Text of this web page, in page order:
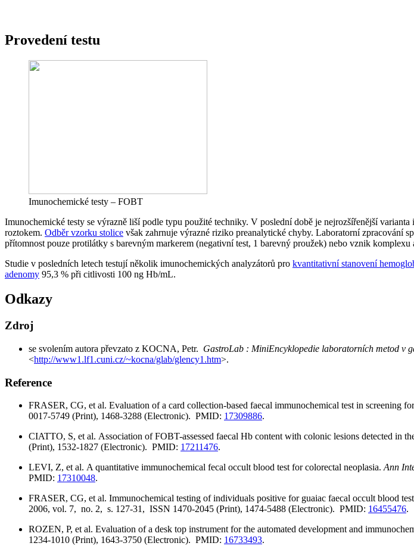
Provedení testu
Imunochemické testy – FOBT
Imunochemické testy se výrazně liší podle typu použité techniky. V poslední době je nejrozšířenější
roztokem. Odběr vzorku stolice však zahrnuje výrazné riziko preanalytické chyby. Laboratorní zpracování
přítomnost pouze protilátky s barevným markerem (negativní test, 1 barevný proužek) nebo vznik
Studie v posledních letech testují několik imunochemických analyzátorů pro kvantitativní stanovení
adenomy 95,3 % při citlivosti 100 ng Hb/mL.
Odkazy
Zdroj
se svolením autora převzato z KOCNA, Petr. GastroLab : MiniEncyklopedie laboratorních metod v
<http://www1.lf1.cuni.cz/~kocna/glab/glency1.htm>.
Reference
FRASER, CG, et al. Evaluation of a card collection-based faecal immunochemical test in screening
0017-5749 (Print), 1468-3288 (Electronic). PMID: 17309886.
CIATTO, S, et al. Association of FOBT-assessed faecal Hb content with colonic lesions detected in
(Print), 1532-1827 (Electronic). PMID: 17211476.
LEVI, Z, et al. A quantitative immunochemical fecal occult blood test for colorectal neoplasia.Ann
PMID: 17310048.
FRASER, CG, et al. Immunochemical testing of individuals positive for guaiac faecal occult blood
2006, vol. 7, no. 2, s. 127-31, ISSN 1470-2045 (Print), 1474-5488 (Electronic). PMID: 16455476.
ROZEN, P, et al. Evaluation of a desk top instrument for the automated development and
1234-1010 (Print), 1643-3750 (Electronic). PMID: 16733493.